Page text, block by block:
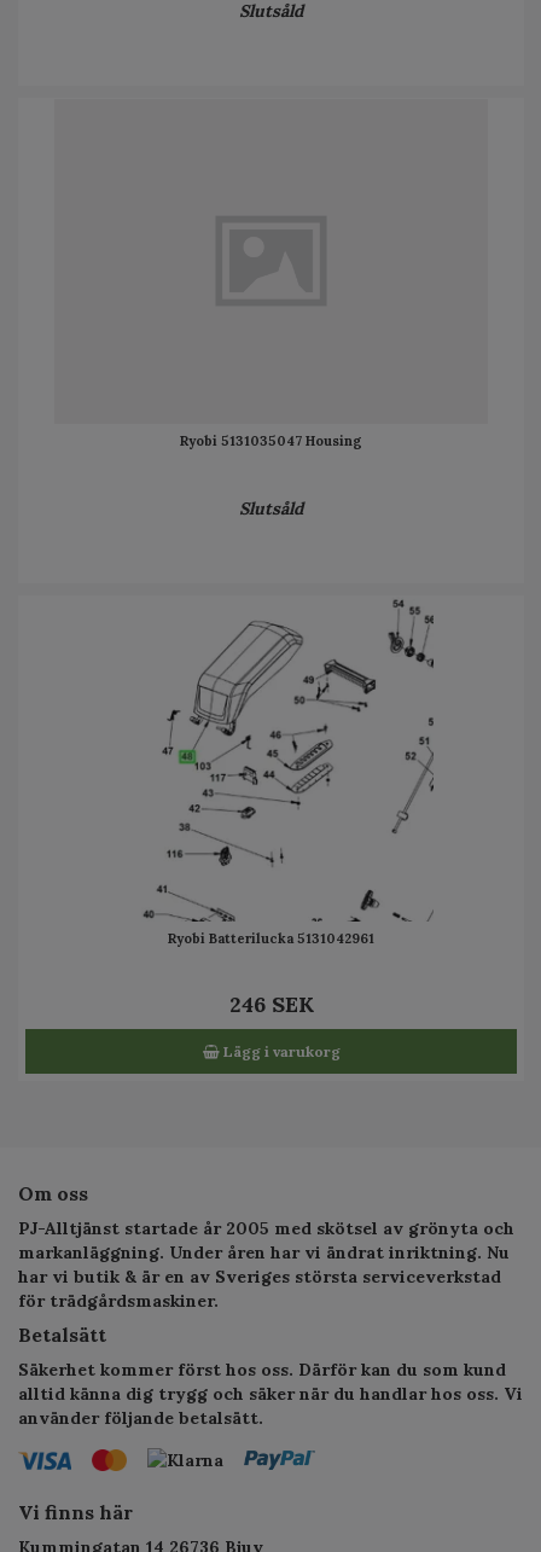
Slutsåld
Ryobi 5131035047 Housing
Slutsåld
Ryobi Batterilucka 5131042961
246 SEK
Lägg i varukorg
Om oss
PJ-Alltjänst startade år 2005 med skötsel av grönyta och
markanläggning. Under åren har vi ändrat inriktning. Nu
har vi butik & är en av Sveriges största serviceverkstad
för trädgårdsmaskiner.
Betalsätt
Säkerhet kommer först hos oss. Därför kan du som kund
alltid känna dig trygg och säker när du handlar hos oss. Vi
använder följande betalsätt.
Vi finns här
Kummingatan 14 26736 Bjuv